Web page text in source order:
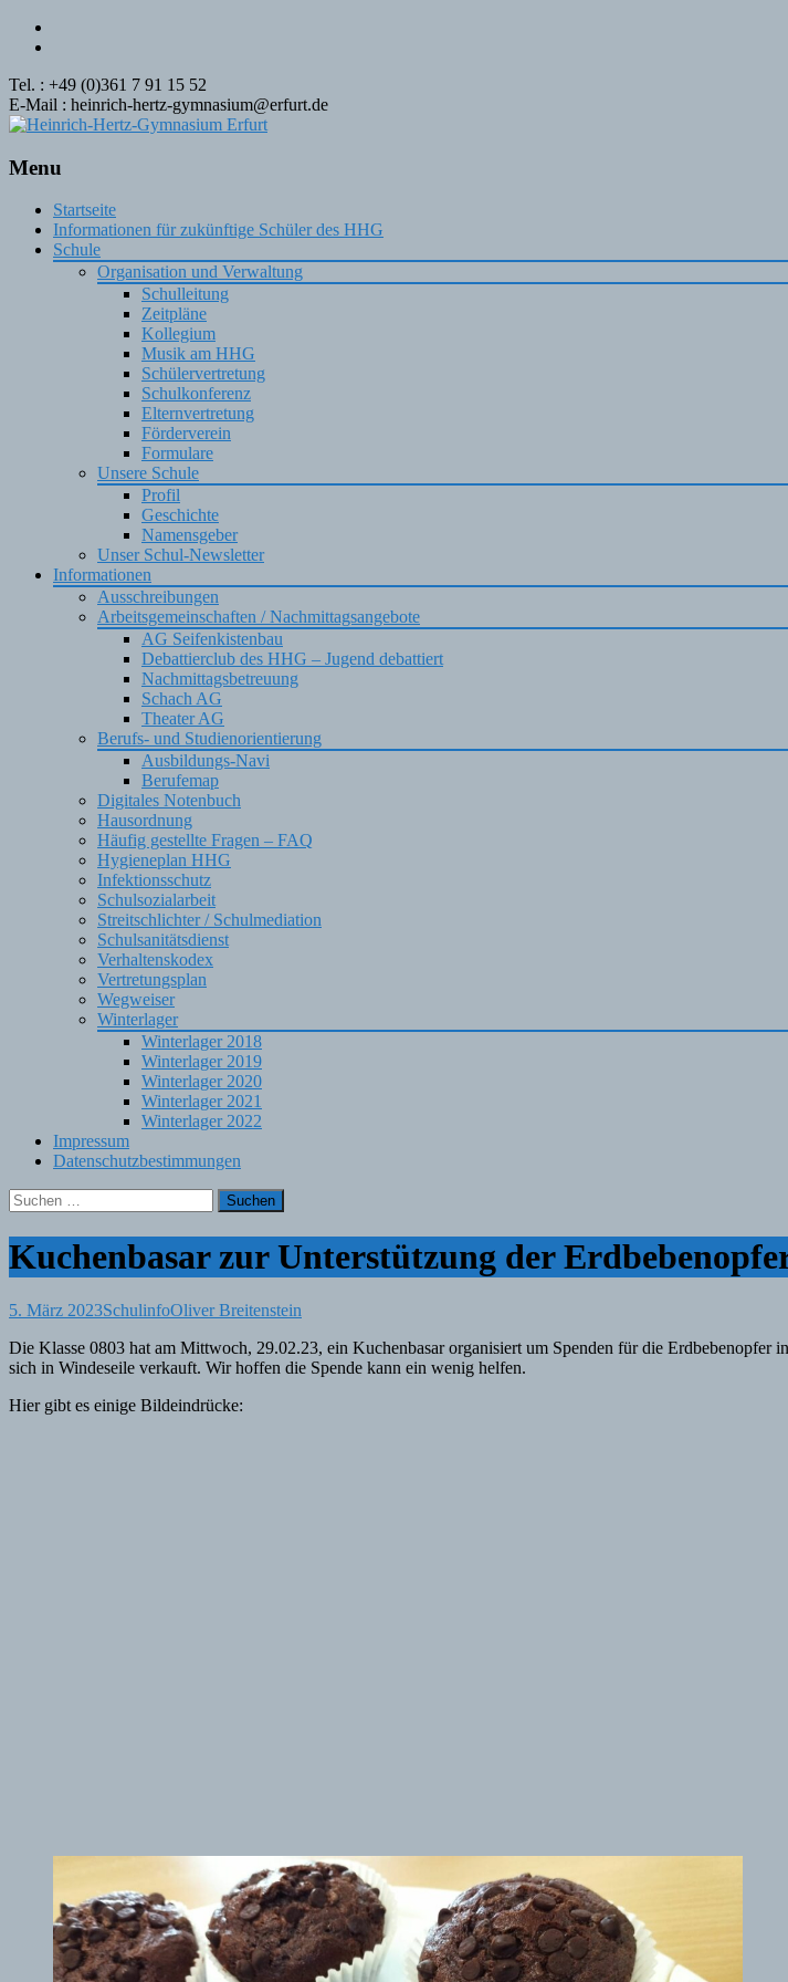
Tel. : +49 (0)361 7 91 15 52
E-Mail : heinrich-hertz-gymnasium@erfurt.de
Menu
Skip
content
Startseite
Informationen für zukünftige Schüler des HHG
Schule
Organisation und Verwaltung
Schulleitung
Zeitpläne
Kollegium
Musik am HHG
Schülervertretung
Schulkonferenz
Elternvertretung
Förderverein
Formulare
Unsere Schule
Profil
Geschichte
Namensgeber
Unser Schul-Newsletter
Informationen
Ausschreibungen
Arbeitsgemeinschaften / Nachmittagsangebote
AG Seifenkistenbau
Debattierclub des HHG – Jugend debattiert
Nachmittagsbetreuung
Schach AG
Theater AG
Berufs- und Studienorientierung
Ausbildungs-Navi
Berufemap
Digitales Notenbuch
Hausordnung
Häufig gestellte Fragen – FAQ
Hygieneplan HHG
Infektionsschutz
Schulsozialarbeit
Streitschlichter / Schulmediation
Schulsanitätsdienst
Verhaltenskodex
Vertretungsplan
Wegweiser
Winterlager
Winterlager 2018
Winterlager 2019
Winterlager 2020
Winterlager 2021
Winterlager 2022
Impressum
Datenschutzbestimmungen
Suchen
nach:
Kuchenbasar zur Unterstützung der
5. März 2023SchulinfoOliver Breitenstein
Die Klasse 0803 hat am Mittwoch, 29.02.23, ein Kuchenbasar organisiert um Spenden für die
sich in Windeseile verkauft. Wir hoffen die Spende kann ein wenig helfen.
Hier gibt es einige Bildeindrücke: